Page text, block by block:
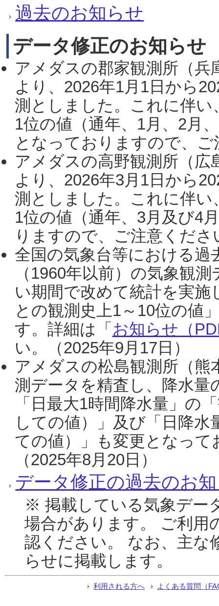
過去のお知らせ
データ修正のお知らせ
アメダスの郡家観測所（
より、2026年1月1日から
測としました。これに伴い
1位の値（通年、1月、2月
となっておりますので、
アメダスの高野観測所（
より、2026年3月1日から
測としました。これに伴い
1位の値（通年、3月及び4
りますので、ご注意くだ
全国の気象台等における過
（1960年以前）の気象観
い期間で改めて統計を実
との観測史上1～10位の値
す。詳細は「 お知らせ（
い。（2025年9月17日）
アメダスの松島観測所（熊
測データを精査し、降水
「日最大1時間降水量」の
しての値）」及び「日降
ての値）」も変更となっ
（2025年8月20日）
データ修正の過去のお
※ 掲載している気象デー
場合があります。 ご利用
認ください。 なお、主な
らせに掲載します。
利用される方へ よくある質問（